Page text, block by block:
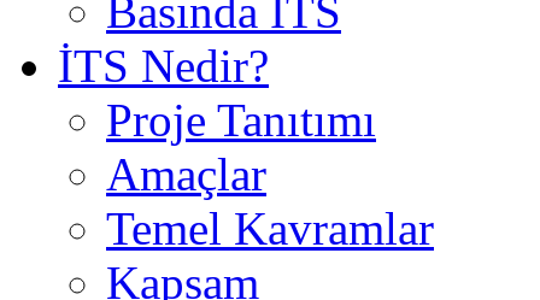
Basında İTS
İTS Nedir?
Proje Tanıtımı
Amaçlar
Temel Kavramlar
Kapsam